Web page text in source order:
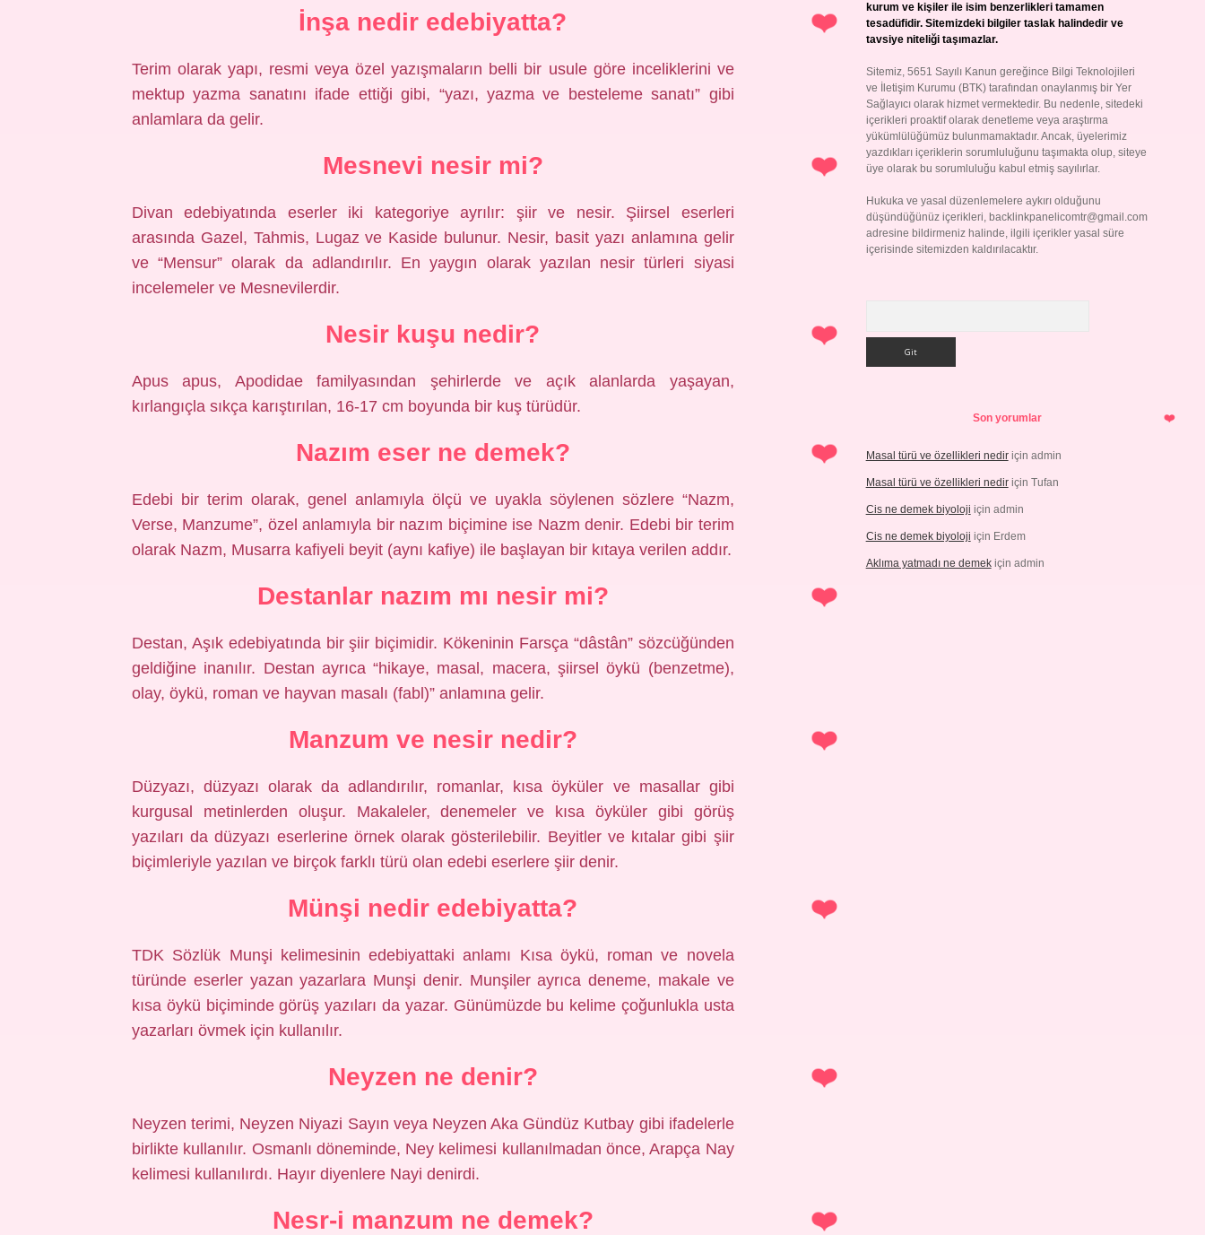
İnşa nedir edebiyatta?
Terim olarak yapı, resmi veya özel yazışmaların belli bir usule göre inceliklerini ve
mektup yazma sanatını ifade ettiği gibi, “yazı, yazma ve besteleme sanatı” gibi
anlamlara da gelir.
Mesnevi nesir mi?
Divan edebiyatında eserler iki kategoriye ayrılır: şiir ve nesir. Şiirsel eserleri
arasında Gazel, Tahmis, Lugaz ve Kaside bulunur. Nesir, basit yazı anlamına gelir
ve “Mensur” olarak da adlandırılır. En yaygın olarak yazılan nesir türleri siyasi
incelemeler ve Mesnevilerdir.
Nesir kuşu nedir?
Apus apus, Apodidae familyasından şehirlerde ve açık alanlarda yaşayan,
kırlangıçla sıkça karıştırılan, 16-17 cm boyunda bir kuş türüdür.
Nazım eser ne demek?
Edebi bir terim olarak, genel anlamıyla ölçü ve uyakla söylenen sözlere “Nazm,
Verse, Manzume”, özel anlamıyla bir nazım biçimine ise Nazm denir. Edebi bir terim
olarak Nazm, Musarra kafiyeli beyit (aynı kafiye) ile başlayan bir kıtaya verilen addır.
Destanlar nazım mı nesir mi?
Destan, Aşık edebiyatında bir şiir biçimidir. Kökeninin Farsça “dâstân” sözcüğünden
geldiğine inanılır. Destan ayrıca “hikaye, masal, macera, şiirsel öykü (benzetme),
olay, öykü, roman ve hayvan masalı (fabl)” anlamına gelir.
Manzum ve nesir nedir?
Düzyazı, düzyazı olarak da adlandırılır, romanlar, kısa öyküler ve masallar gibi
kurgusal metinlerden oluşur. Makaleler, denemeler ve kısa öyküler gibi görüş
yazıları da düzyazı eserlerine örnek olarak gösterilebilir. Beyitler ve kıtalar gibi şiir
biçimleriyle yazılan ve birçok farklı türü olan edebi eserlere şiir denir.
Münşi nedir edebiyatta?
TDK Sözlük Munşi kelimesinin edebiyattaki anlamı Kısa öykü, roman ve novela
türünde eserler yazan yazarlara Munşi denir. Munşiler ayrıca deneme, makale ve
kısa öykü biçiminde görüş yazıları da yazar. Günümüzde bu kelime çoğunlukla usta
yazarları övmek için kullanılır.
Neyzen ne denir?
Neyzen terimi, Neyzen Niyazi Sayın veya Neyzen Aka Gündüz Kutbay gibi ifadelerle
birlikte kullanılır. Osmanlı döneminde, Ney kelimesi kullanılmadan önce, Arapça Nay
kelimesi kullanılırdı. Hayır diyenlere Nayi denirdi.
Nesr-i manzum ne demek?
kurum ve kişiler ile isim benzerlikleri tamamen
tesadüfidir. Sitemizdeki bilgiler taslak halindedir ve
tavsiye niteliği taşımazlar.
Sitemiz, 5651 Sayılı Kanun gereğince Bilgi Teknolojileri
ve İletişim Kurumu (BTK) tarafından onaylanmış bir Yer
Sağlayıcı olarak hizmet vermektedir. Bu nedenle, sitedeki
içerikleri proaktif olarak denetleme veya araştırma
yükümlülüğümüz bulunmamaktadır. Ancak, üyelerimiz
yazdıkları içeriklerin sorumluluğunu taşımakta olup, siteye
üye olarak bu sorumluluğu kabul etmiş sayılırlar.
Hukuka ve yasal düzenlemelere aykırı olduğunu
düşündüğünüz içerikleri, backlinkpanelicomtr@gmail.com
adresine bildirmeniz halinde, ilgili içerikler yasal süre
içerisinde sitemizden kaldırılacaktır.
Son yorumlar
Masal türü ve özellikleri nediriçin admin
Masal türü ve özellikleri nediriçin Tufan
Cis ne demek biyoloji için admin
Cis ne demek biyoloji için Erdem
Aklıma yatmadı ne demekiçin admin